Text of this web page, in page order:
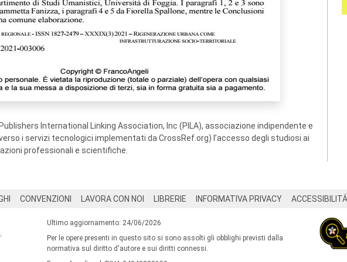
International Linking Association, Inc (PILA), associazione indipendente e
i servizi tecnologici implementati da CrossRef.org) l’accesso degli studiosi ai
professionali e scientifiche.
CONVENZIONI LAVORA CON NOI LIBRERIE INFORMATIVA PRIVACY ACCESSIBILITÁ
Ultimo aggiornamento: 24/06/2026
Per le opere presenti in questo sito si sono assolti gli obblighi previsti dalla
normativa sul diritto d'autore e sui diritti connessi.